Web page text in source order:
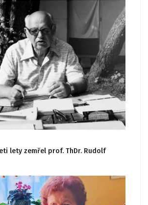
lety zemřel prof. ThDr. Rudolf